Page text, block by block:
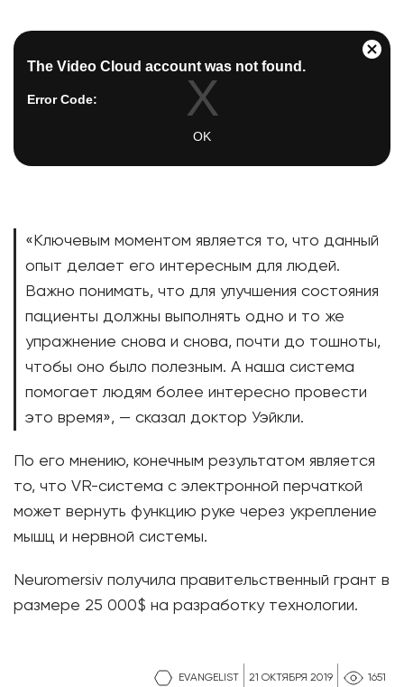
EVANGELIST 21 ОКТЯБРЯ 2019 1651
«Ключевым моментом является то, что данный
опыт делает его интересным для людей.
Важно понимать, что для улучшения состояния
пациенты должны выполнять одно и то же
упражнение снова и снова, почти до тошноты,
чтобы оно было полезным. А наша система
помогает людям более интересно провести
это время», — сказал доктор Уэйкли.
По его мнению, конечным результатом является
то, что VR-система с электронной перчаткой
может вернуть функцию руке через укрепление
мышц и нервной системы.
Neuromersiv получила правительственный грант в
размере 25 000$ на разработку технологии.